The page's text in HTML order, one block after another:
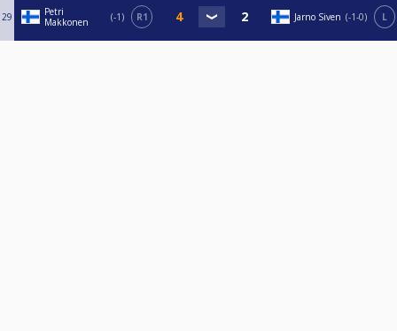
29
Petri
Makkonen
-1 R1 Jarno Siven -1-0 L